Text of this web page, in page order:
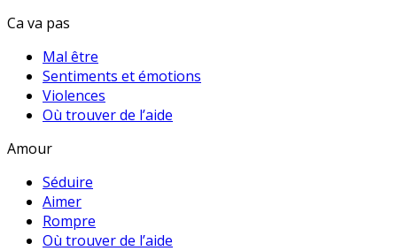
Ca va pas
Mal être
Sentiments et émotions
Violences
Où trouver de l’aide
Amour
Séduire
Aimer
Rompre
Où trouver de l’aide